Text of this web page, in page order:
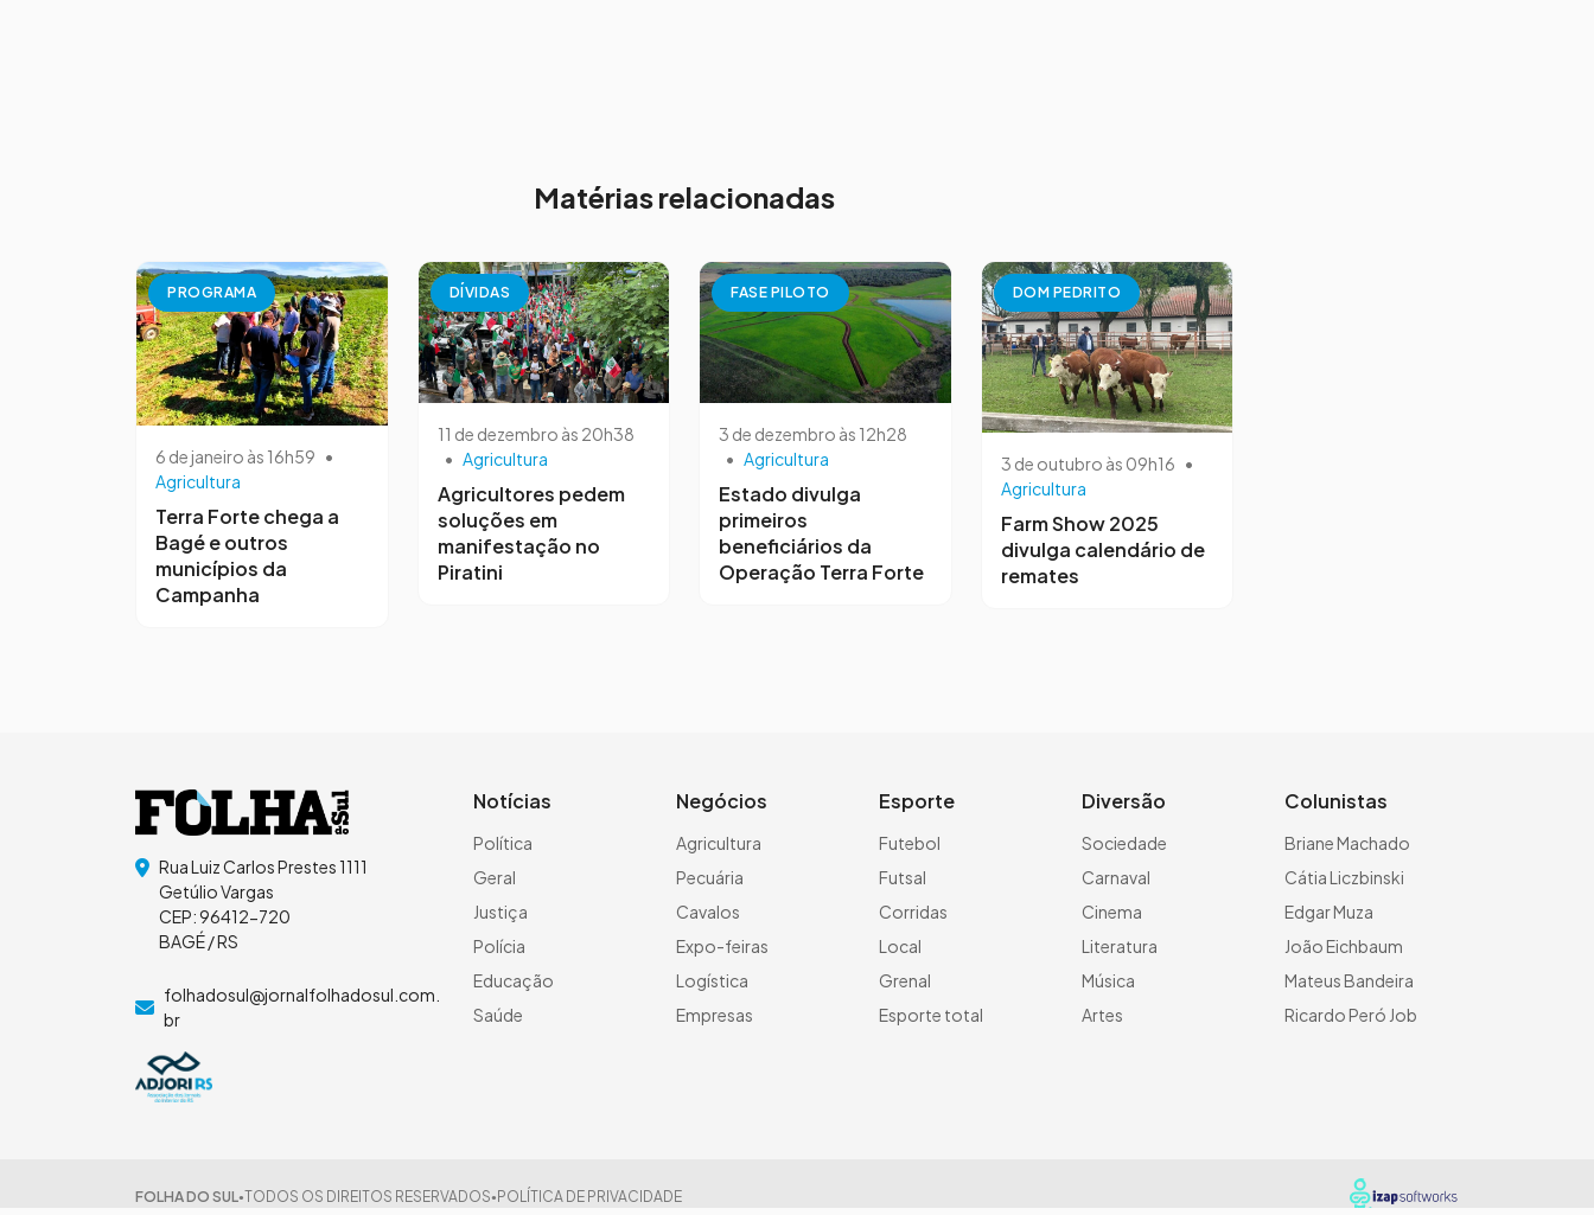
Matérias relacionadas
PROGRAMA
6 de janeiro às 16h59 •
Agricultura
Terra Forte chega a
Bagé e outros
municípios da
Campanha
DÍVIDAS
11 de dezembro às 20h38
• Agricultura
Agricultores pedem
soluções em
manifestação no
Piratini
FASE PILOTO
3 de dezembro às 12h28
• Agricultura
Estado divulga
primeiros
beneficiários da
Operação Terra Forte
DOM PEDRITO
3 de outubro às 09h16 •
Agricultura
Farm Show 2025
divulga calendário de
remates
Rua Luiz Carlos Prestes 1111
Getúlio Vargas
CEP: 96412-720
BAGÉ / RS
folhadosul@jornalfolhadosul.com.
br
Notícias
Política
Geral
Justiça
Polícia
Educação
Saúde
Negócios
Agricultura
Pecuária
Cavalos
Expo-feiras
Logística
Empresas
Esporte
Futebol
Futsal
Corridas
Local
Grenal
Esporte total
Diversão
Sociedade
Carnaval
Cinema
Literatura
Música
Artes
Colunistas
Briane Machado
Cátia Liczbinski
Edgar Muza
João Eichbaum
Mateus Bandeira
Ricardo Peró Job
FOLHA DO SUL●TODOS OS DIREITOS RESERVADOS● POLÍTICA DE PRIVACIDADE